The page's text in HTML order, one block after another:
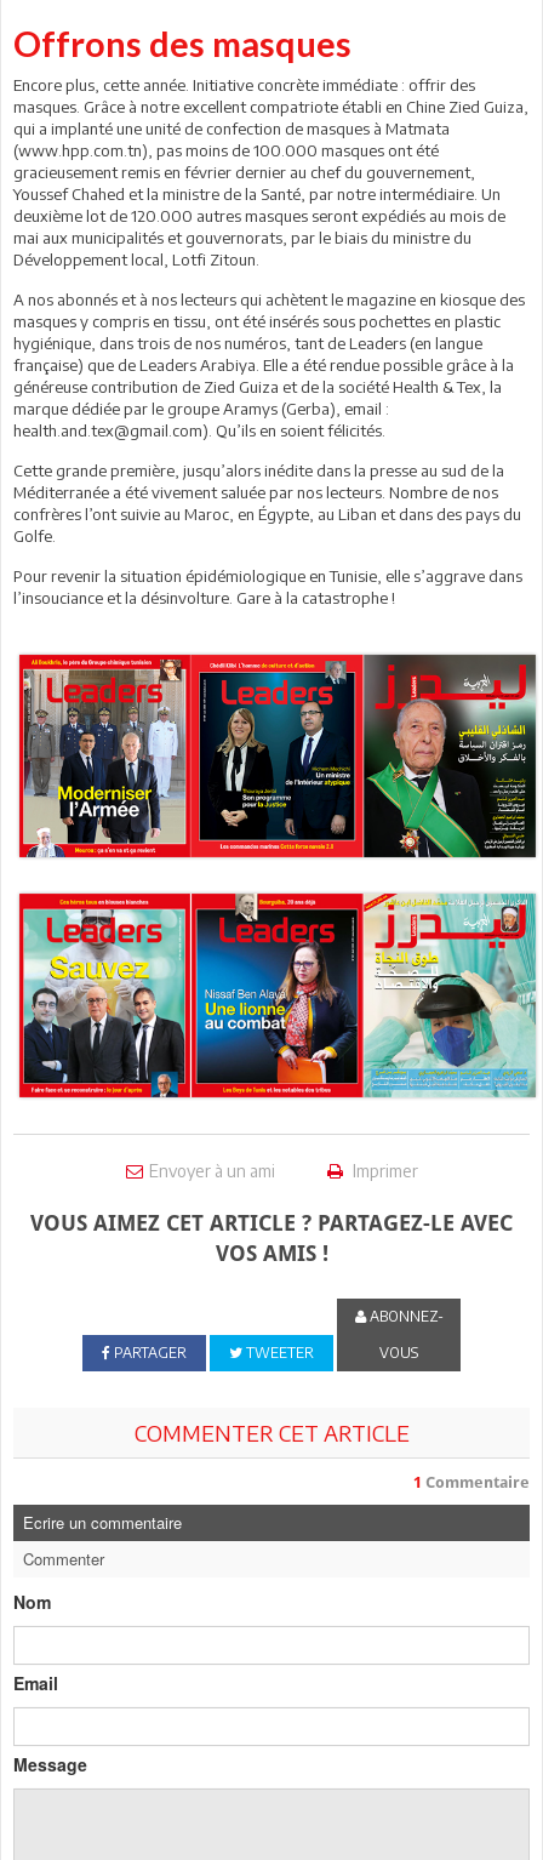
Offrons des masques
Encore plus, cette année. Initiative concrète immédiate : offrir des
masques. Grâce à notre excellent compatriote établi en Chine Zied Guiza,
qui a implanté une unité de confection de masques à Matmata
(www.hpp.com.tn), pas moins de 100.000 masques ont été
gracieusement remis en février dernier au chef du gouvernement,
Youssef Chahed et la ministre de la Santé, par notre intermédiaire. Un
deuxième lot de 120.000 autres masques seront expédiés au mois de
mai aux municipalités et gouvernorats, par le biais du ministre du
Développement local, Lotfi Zitoun.
A nos abonnés et à nos lecteurs qui achètent le magazine en kiosque des
masques y compris en tissu, ont été insérés sous pochettes en plastic
hygiénique, dans trois de nos numéros, tant de Leaders (en langue
française) que de Leaders Arabiya. Elle a été rendue possible grâce à la
généreuse contribution de Zied Guiza et de la société Health & Tex, la
marque dédiée par le groupe Aramys (Gerba), email :
health.and.tex@gmail.com). Qu’ils en soient félicités.
Cette grande première, jusqu’alors inédite dans la presse au sud de la
Méditerranée a été vivement saluée par nos lecteurs. Nombre de nos
confrères l’ont suivie au Maroc, en Égypte, au Liban et dans des pays du
Golfe.
Pour revenir la situation épidémiologique en Tunisie, elle s’aggrave dans
l’insouciance et la désinvolture. Gare à la catastrophe !
Envoyer à un ami Imprimer
VOUS AIMEZ CET ARTICLE ? PARTAGEZ-LE AVEC
VOS AMIS !
PARTAGER TWEETER
ABONNEZ-
VOUS
COMMENTER CET ARTICLE
1 Commentaire
Ecrire un commentaire
Commenter
Nom
Email
Message